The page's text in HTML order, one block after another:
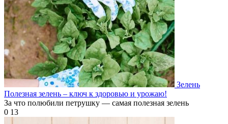
Зелень
Полезная зелень – ключ к здоровью и урожаю!
За что полюбили петрушку — самая полезная зелень
0 13